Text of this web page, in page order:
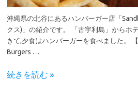
沖縄県の北谷にあるハンバーガー店「
クス)」の紹介です。 「古宇利島」からホ
きて,夕食はハンバーガーを食べました。
Burgers …
続きを読む »